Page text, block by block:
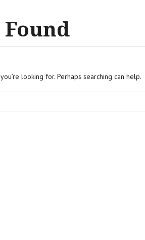
looking for. Perhaps searching can help.